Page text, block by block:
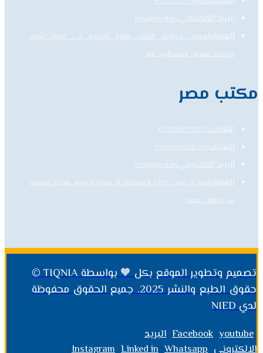
البريد الالكترونيinfo@nied.ps
العنوانالعنوان الطابق الثالث، عمارة الوحدة، حي الرمال/شارع
الوحدة، مفترق فلسطين، غزة
مكتب مصر
الهاتف201050791332+
الهاتف201060098509+
البريد الالكترونيinfo@nied.ps
العنوان
الدور 2، مبنى (70)، المنطقة 8، شارع الأردنية، مدينة العاشر
من رمضان، مصر.
تصميم وتطوير الموقع بكل 🧡 بواسطة TIQNIA ©
حقوق الطبع والنشر 2025. جميع الحقوق محفوظة
لدي NIED
Facebook youtube
البريد
الالكتروني
Instagram Linked in Whatsapp